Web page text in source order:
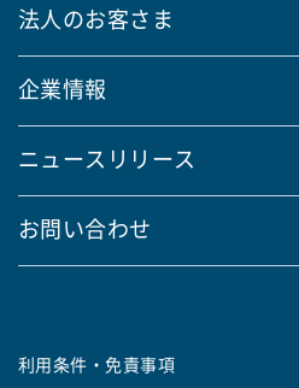
法人のお客さま
企業情報
ニュースリリース
お問い合わせ
利用条件・免責事項